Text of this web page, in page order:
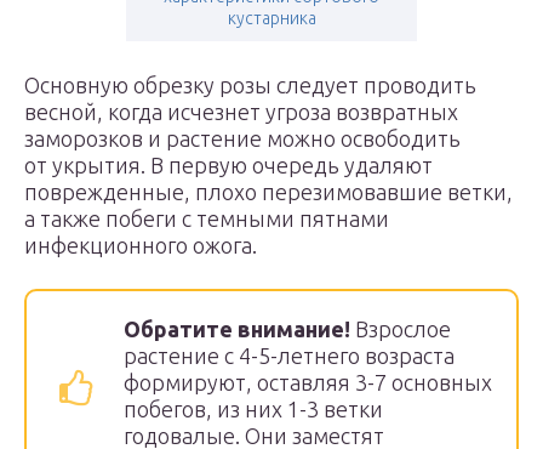
кустарника
Основную обрезку розы следует проводить
весной, когда исчезнет угроза возвратных
заморозков и растение можно освободить
от укрытия. В первую очередь удаляют
поврежденные, плохо перезимовавшие ветки,
а также побеги с темными пятнами
инфекционного ожога.
Обратите внимание! Взрослое
растение с 4-5-летнего возраста
формируют, оставляя 3-7 основных
побегов, из них 1-3 ветки
годовалые. Они заместят